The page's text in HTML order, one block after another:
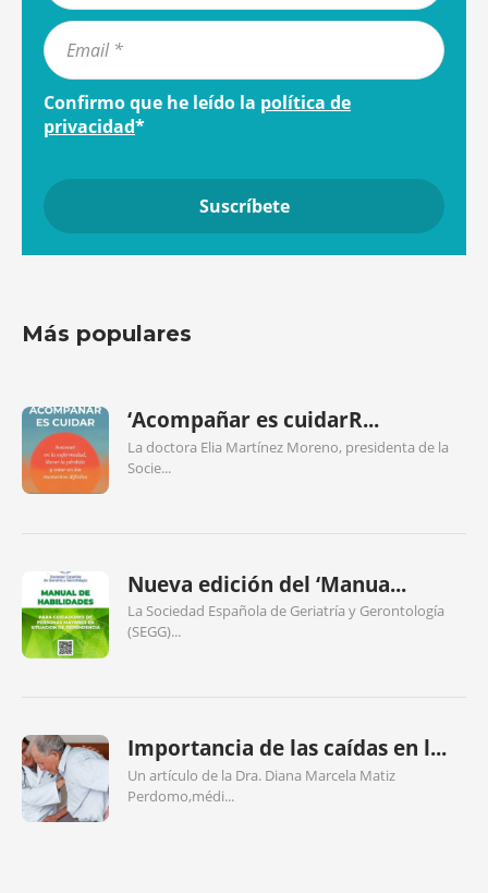
Confirmo que he leído la política de
privacidad*
Más populares
‘Acompañar es cuidarR...
La doctora Elia Martínez Moreno, presidenta de la
Socie...
Nueva edición del ‘Manua...
La Sociedad Española de Geriatría y Gerontología
(SEGG)...
Importancia de las caídas en l...
Un artículo de la Dra. Diana Marcela Matiz
Perdomo,médi...